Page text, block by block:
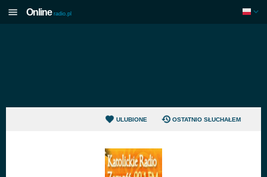
Online radio.pl
ULUBIONE OSTATNIO SŁUCHAŁEM